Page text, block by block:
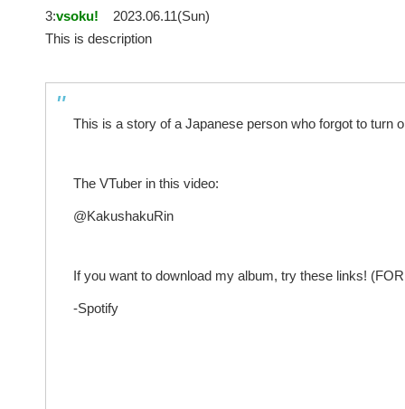
3:vsoku!
2023.06.11(Sun)
This is description
This is a story of a Japanese person who forgot to turn
The VTuber in this video:
@KakushakuRin
If you want to download my album, try these links!
-Spotify